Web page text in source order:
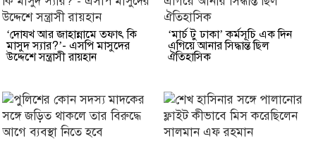
‘দোযখ আর জাহান্নামে তফাৎ কি
মাসুদ স্যার?’- এসপি মাসুদের
উদ্দেশে সন্ত্রাসী রায়হান
‘মার্চ টু ঢাকা’ কর্মসূচি এক দিন
এগিয়ে আনার সিদ্ধান্ত ছিল
ঐতিহাসিক